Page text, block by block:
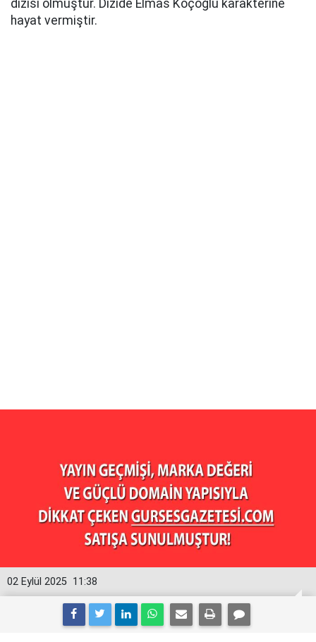
dizisi olmuştur. Dizide Elmas Koçoğlu karakterine
hayat vermiştir.
11:38
02 Eylül 2025